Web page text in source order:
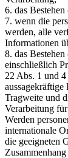
6. das
7. wenn die
werden, alle
Informationen
8. das
einschließlich
22 Abs. 1 und
Tragweite und
Verarbeitung
Werden
internationale
die geeigneten